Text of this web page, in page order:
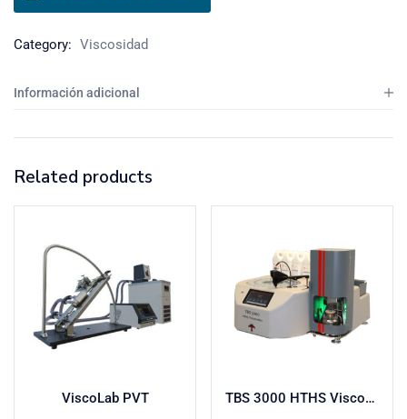
Category: Viscosidad
Información adicional
Related products
ViscoLab PVT TBS 3000 HTHS Viscosímetro